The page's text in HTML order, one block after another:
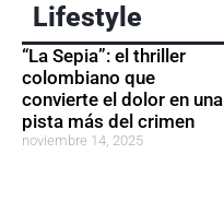
Lifestyle
“La Sepia”: el thriller
colombiano que
convierte el dolor en una
pista más del crimen
noviembre 14, 2025